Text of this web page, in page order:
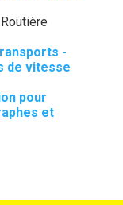
-
de vitesse
pour
et